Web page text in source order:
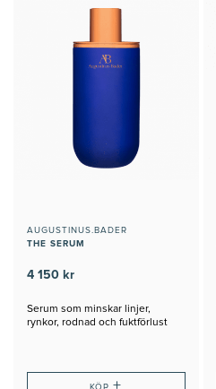
AUGUSTINUS.BADER
THE SERUM
4 150 kr
Serum som minskar linjer,
rynkor, rodnad och fuktförlust
KÖP